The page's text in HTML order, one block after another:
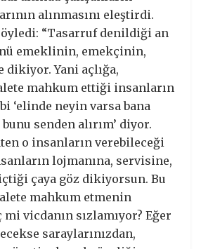
alınmasını eleştirdi.
“Tasarruf denildiği an
emeklinin, emekçinin,
dikiyor. Yani açlığa,
mahkum ettiği insanların
‘elinde neyin varsa bana
senden alırım’ diyor.
o insanların verebileceği
lojmanına, servisine,
çaya göz dikiyorsun. Bu
mahkum etmenin
mi vicdanın sızlamıyor? Eğer
saraylarınızdan,